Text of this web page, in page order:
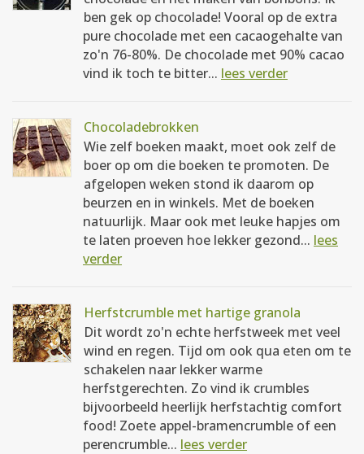
ben gek op chocolade! Vooral op de extra
pure chocolade met een cacaogehalte van
zo'n 76-80%. De chocolade met 90% cacao
vind ik toch te bitter... lees verder
Chocoladebrokken
Wie zelf boeken maakt, moet ook zelf de
boer op om die boeken te promoten. De
afgelopen weken stond ik daarom op
beurzen en in winkels. Met de boeken
natuurlijk. Maar ook met leuke hapjes om
te laten proeven hoe lekker gezond... lees
verder
Herfstcrumble met hartige granola
Dit wordt zo'n echte herfstweek met veel
wind en regen. Tijd om ook qua eten om te
schakelen naar lekker warme
herfstgerechten. Zo vind ik crumbles
bijvoorbeeld heerlijk herfstachtig comfort
food! Zoete appel-bramencrumble of een
perencrumble... lees verder